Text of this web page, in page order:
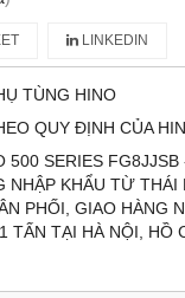
LINKEDIN
TÙNG HINO
QUY ĐỊNH CỦA
500 SERIES
NHẬP KHẨU TỪ THÁI
PHỐI, GIAO HÀNG
TẤN TẠI HÀ NỘI, HỒ